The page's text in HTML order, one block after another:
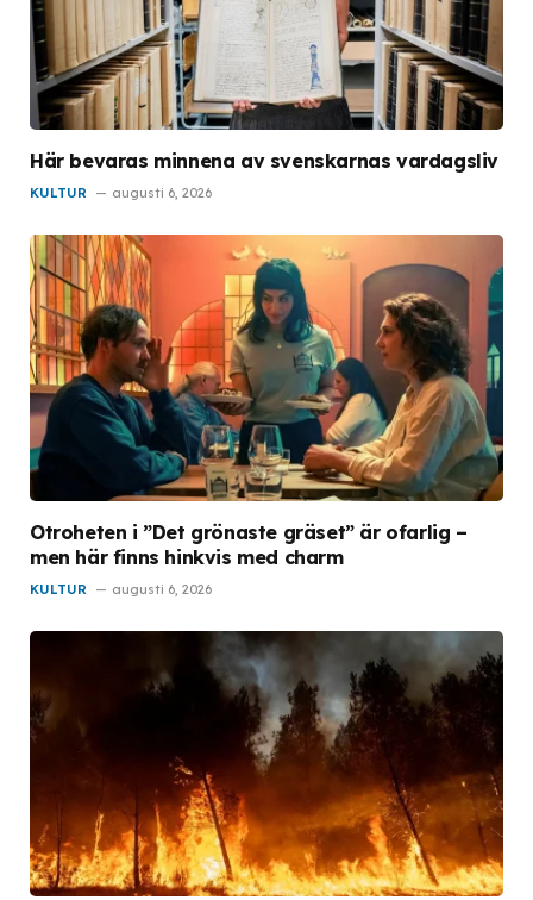
Här bevaras minnena av svenskarnas vardagsliv
KULTUR augusti 6, 2026
Otroheten i ”Det grönaste gräset” är ofarlig –
men här finns hinkvis med charm
KULTUR augusti 6, 2026